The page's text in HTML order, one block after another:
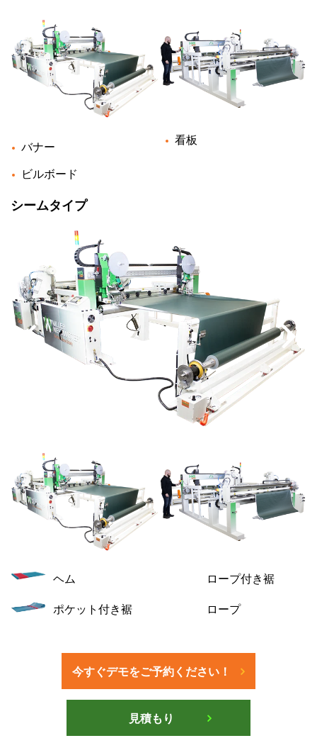
今すぐデモをご予約ください！
見積もり
バナー
ビルボード
看板
シームタイプ
ヘム
ポケット付き裾
ロープ付き裾
ロープ